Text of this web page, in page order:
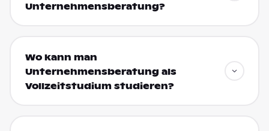
Unternehmensberatung?
Wo kann man
Unternehmensberatung als
Vollzeitstudium studieren?